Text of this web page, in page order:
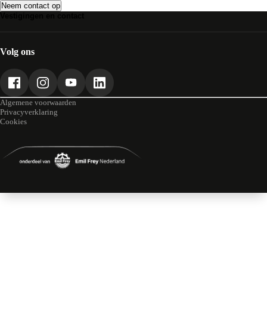
Neem contact op
Volg ons
Algemene voorwaarden
Privacyverklaring
Cookies